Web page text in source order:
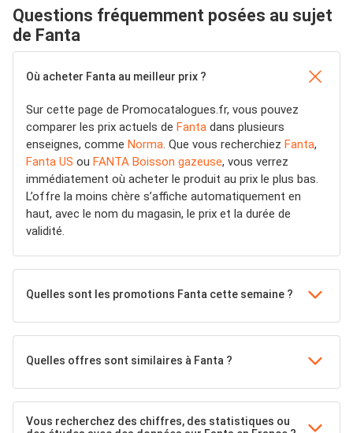
Questions fréquemment posées au sujet
de Fanta
Où acheter Fanta au meilleur prix ?
Sur cette page de Promocatalogues.fr, vous pouvez
comparer les prix actuels de Fanta dans plusieurs
enseignes, comme Norma. Que vous recherchiez Fanta,
Fanta US ou FANTA Boisson gazeuse, vous verrez
immédiatement où acheter le produit au prix le plus bas.
L’offre la moins chère s’affiche automatiquement en
haut, avec le nom du magasin, le prix et la durée de
validité.
Quelles sont les promotions Fanta cette semaine ?
Quelles offres sont similaires à Fanta ?
Vous recherchez des chiffres, des statistiques ou